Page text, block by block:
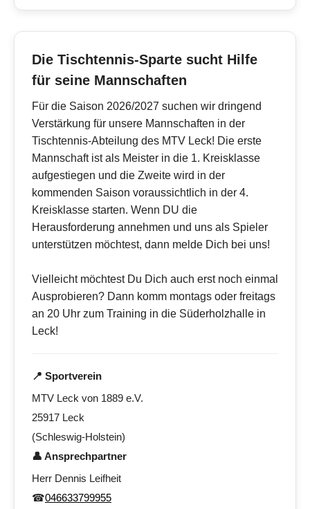
Die Tischtennis-Sparte sucht Hilfe
für seine Mannschaften
Für die Saison 2026/2027 suchen wir dringend
Verstärkung für unsere Mannschaften in der
Tischtennis-Abteilung des MTV Leck! Die erste
Mannschaft ist als Meister in die 1. Kreisklasse
aufgestiegen und die Zweite wird in der
kommenden Saison voraussichtlich in der 4.
Kreisklasse starten. Wenn DU die
Herausforderung annehmen und uns als Spieler
unterstützen möchtest, dann melde Dich bei uns!
Vielleicht möchtest Du Dich auch erst noch einmal
Ausprobieren? Dann komm montags oder freitags
an 20 Uhr zum Training in die Süderholzhalle in
Leck!
📍 Sportverein
MTV Leck von 1889 e.V.
25917 Leck
(Schleswig-Holstein)
👤 Ansprechpartner
Herr Dennis Leifheit
☎046633799955